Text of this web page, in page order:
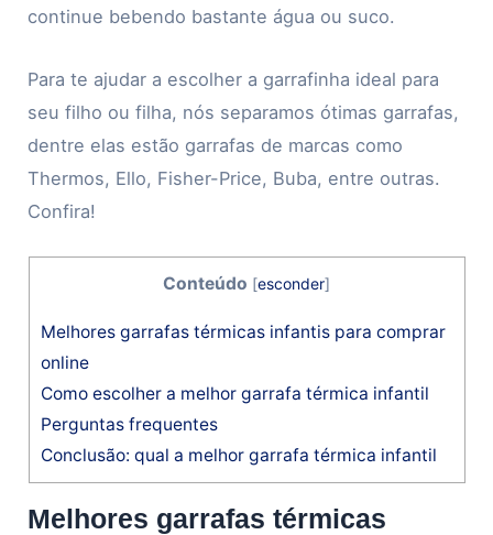
continue bebendo bastante água ou suco.
Para te ajudar a escolher a garrafinha ideal para
seu filho ou filha, nós separamos ótimas garrafas,
dentre elas estão garrafas de marcas como
Thermos, Ello, Fisher-Price, Buba, entre outras.
Confira!
Conteúdo [esconder]
Melhores garrafas térmicas infantis para comprar
online
Como escolher a melhor garrafa térmica infantil
Perguntas frequentes
Conclusão: qual a melhor garrafa térmica infantil
Melhores garrafas térmicas